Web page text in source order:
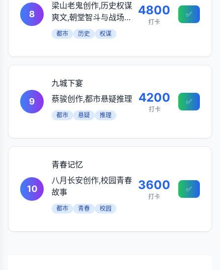
8
梁山老鬼创作,历史权谋
爽文,朝堂智斗与战场热
血都市 历史 权谋
4800
打卡
✅
9
九城下宴
蔡骏创作,都市悬疑推理
都市 悬疑 推理
4200
打卡
✅
10
青春记忆
八月长安创作,校园青春
故事
都市 青春 校园
3600
打卡
✅